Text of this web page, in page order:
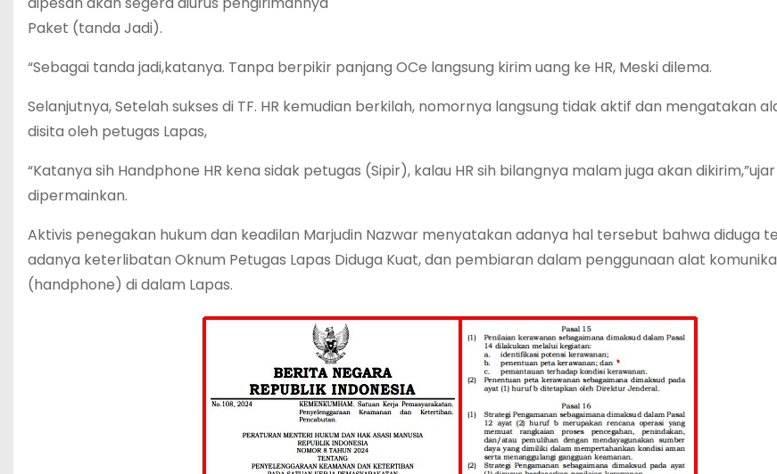
Paket (tanda Jadi).
“Sebagai tanda jadi,katanya. Tanpa berpikir panjang OCe langsung kirim uang ke HR, Meski dilema.
Selanjutnya, Setelah sukses di TF. HR kemudian berkilah, nomornya langsung tidak aktif dan mengatakan
disita oleh petugas Lapas,
“Katanya sih Handphone HR kena sidak petugas (Sipir), kalau HR sih bilangnya malam juga akan
dipermainkan.
Aktivis penegakan hukum dan keadilan Marjudin Nazwar menyatakan adanya hal tersebut bahwa diduga
adanya keterlibatan Oknum Petugas Lapas Diduga Kuat, dan pembiaran dalam penggunaan alat
(handphone) di dalam Lapas.